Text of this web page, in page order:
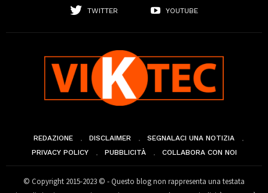
TWITTER
YOUTUBE
REDAZIONE DISCLAIMER
SEGNALACI UNA NOTIZIA
PRIVACY POLICY
PUBBLICITÀ COLLABORA CON NOI
© Copyright 2015-2023 © - Questo blog non rappresenta una testata